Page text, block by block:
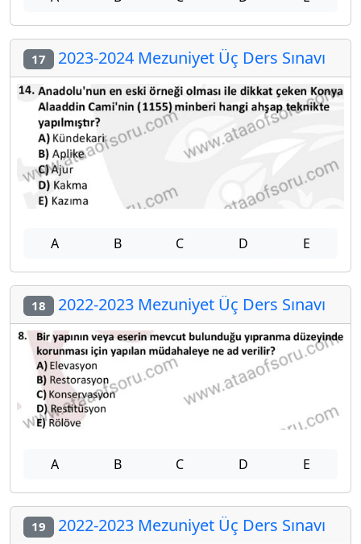
17 2023-2024 Mezuniyet Üç Ders Sınavı
A B C D E
18 2022-2023 Mezuniyet Üç Ders Sınavı
A B C D E
19 2022-2023 Mezuniyet Üç Ders Sınavı